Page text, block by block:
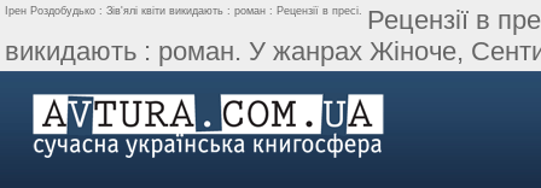
Ірен Роздобудько : Зів'ялі квіти викидають : роман : Рецензії в пресі. Рецензії в
викидають : роман. У жанрах Жіноче,